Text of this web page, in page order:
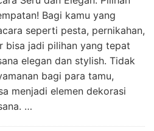
Bagi kamu yang
seperti pesta, pernikahan,
bisa jadi pilihan yang tepat
elegan dan stylish. Tidak
bagi para tamu,
menjadi elemen dekorasi
…